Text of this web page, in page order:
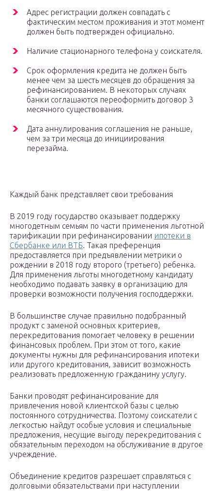
Адрес регистрации должен совпадать с
фактическим местом проживания и этот момент
должен быть подтвержден официально.
Наличие стационарного телефона у соискателя.
Срок оформления кредита не должен быть
менее чем за шесть месяцев до обращения за
рефинансированием. В некоторых случаях
банки соглашаются переоформить договор 3
месячного существования.
Дата аннулирования соглашения не раньше,
чем за три месяца до инициирования
перезайма.
Каждый банк представляет свои требования
В 2019 году государство оказывает поддержку
многодетным семьям по части применения льготной
тарификации при рефинансировании ипотеки в
Сбербанке или ВТБ. Такая преференция
предоставляется при предъявлении метрики о
рождении в 2018 году второго (третьего) ребенка.
Для применения льготы многодетному кандидату
необходимо подавать заявку в организацию для
проверки возможности получения господдержки.
В большинстве случае правильно подобранный
продукт с заменой основных критериев,
перекредитования помогает человеку в решении
финансовых проблем. При этом от того, какие
документы нужны для рефинансирования ипотеки
или другого кредитования, зависит возможность
реализовать предложенную гражданину услугу.
Банки проводят рефинансирование для
привлечения новой клиентской базы с целью
постоянного сотрудничества. Поэтому соискатели с
легкостью найдут особые условия и специальные
предложения, несущие выгоду перекредитования с
обязательным переходом на обслуживание в другое
учреждение.
Объединение кредитов разрешает справляться с
долговыми обязательствами при наступлении